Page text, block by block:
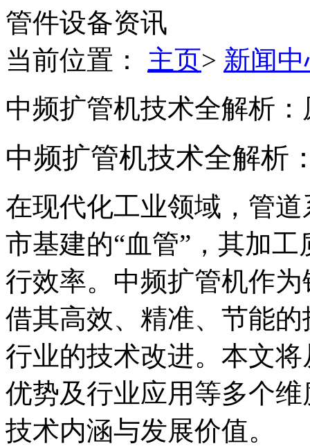
管件设备资讯
当前位置： 主页> 新闻
中频扩管机技术全解析
中频扩管机技术全解析
在现代化工业领域，管
市基建的“血管”，其加
行效率。中频扩管机作
借其高效、精准、节能
行业的技术改进。本文
优势及行业应用等多个
技术内涵与发展价值。